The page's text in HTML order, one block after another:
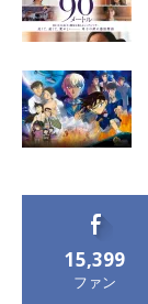
15,399
ファン